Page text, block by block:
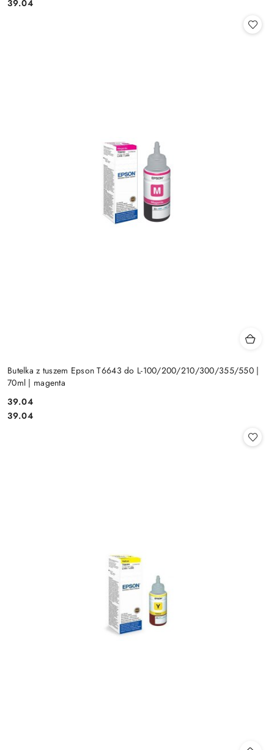
39.04
Butelka z tuszem Epson T6643 do L-100/200/210/300/355/550 |
70ml | magenta
Cena:
39.04
Cena:
39.04